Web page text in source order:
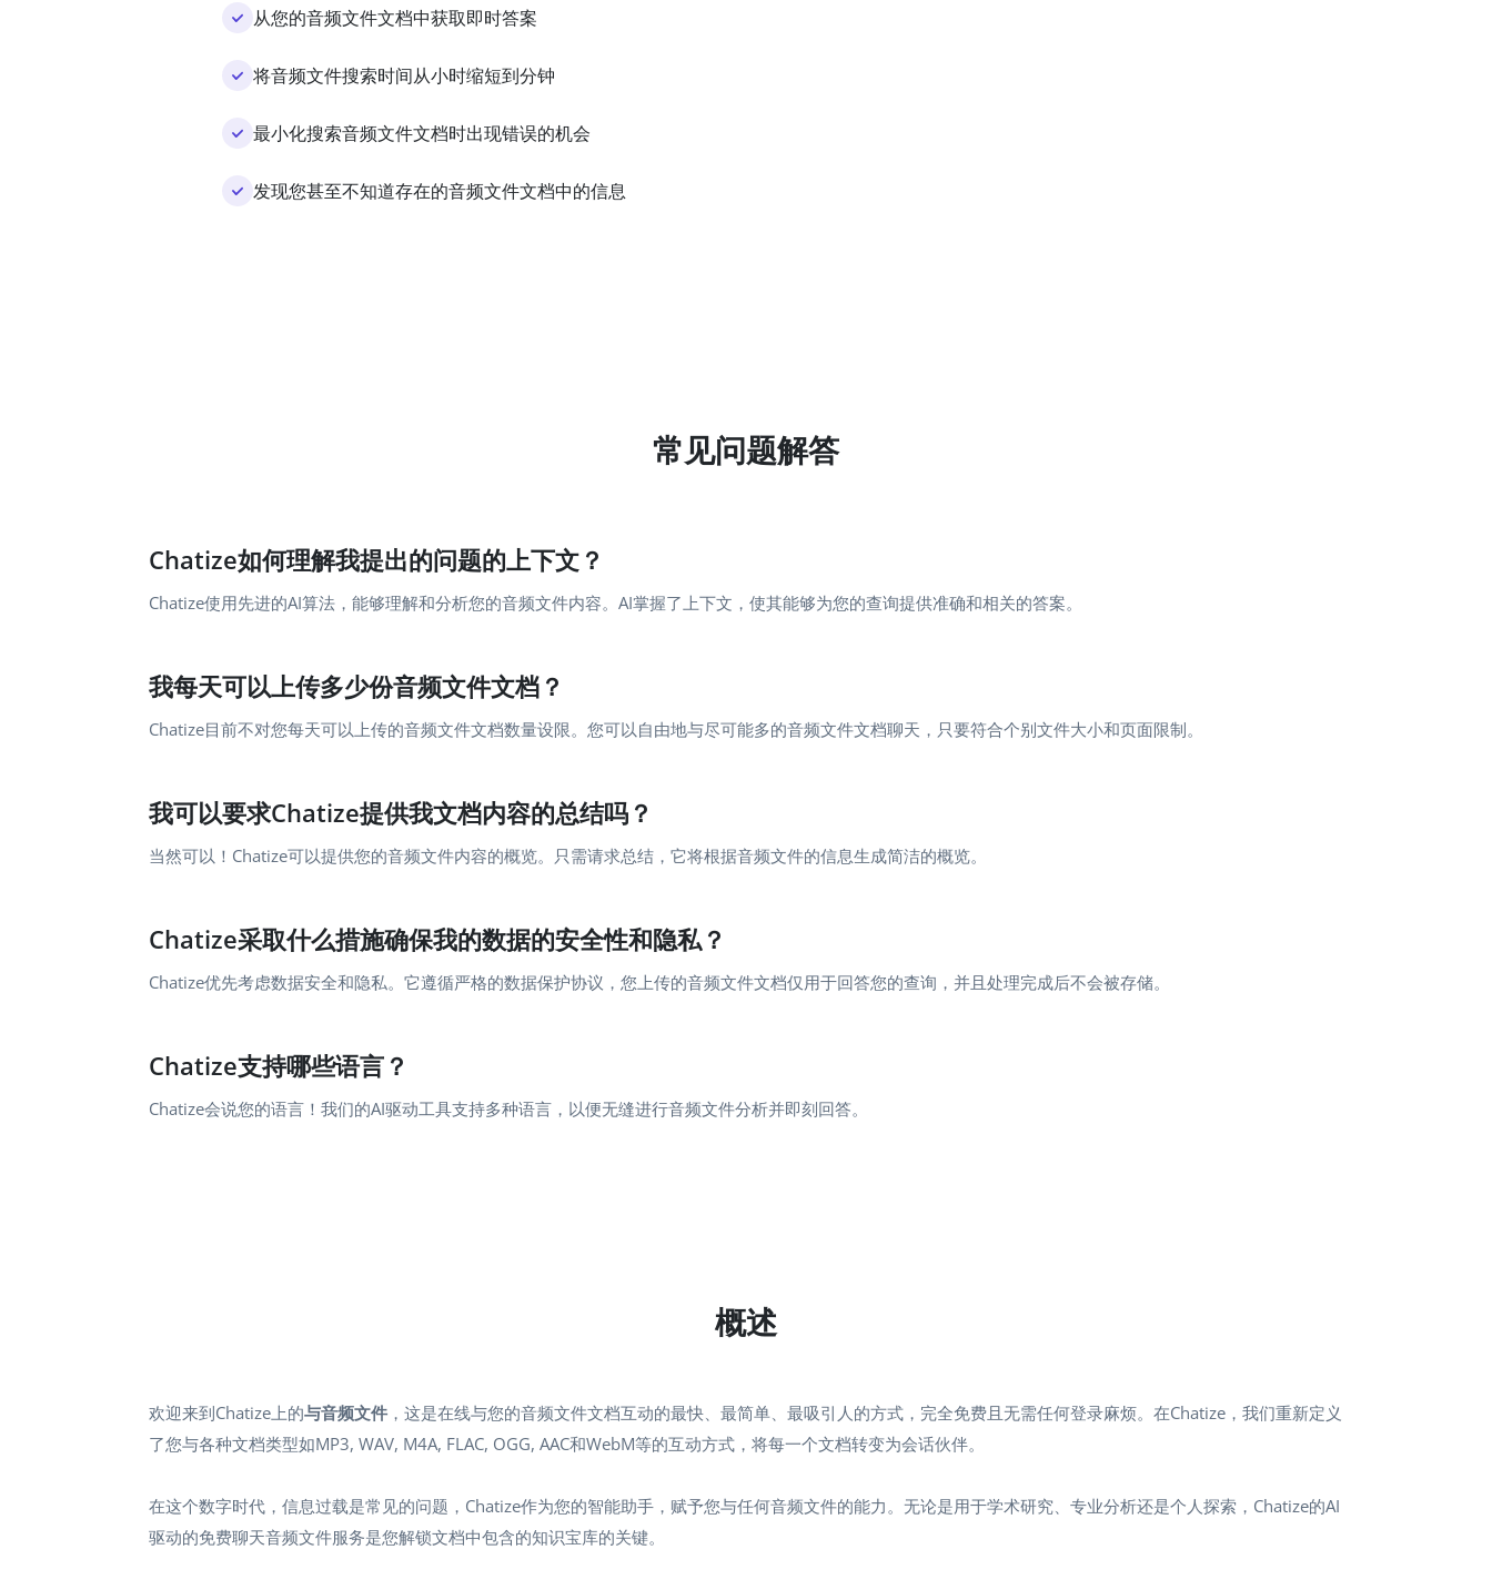
从您的音频文件文档中获取即时答案
将音频文件搜索时间从小时缩短到分钟
最小化搜索音频文件文档时出现错误的机会
发现您甚至不知道存在的音频文件文档中的信息
常见问题解答
Chatize如何理解我提出的问题的上下文？
Chatize使用先进的AI算法，能够理解和分析您的音频文件内容。AI掌握了上下文，使其能够为您的查询提供准确和相关的答案。
我每天可以上传多少份音频文件文档？
Chatize目前不对您每天可以上传的音频文件文档数量设限。您可以自由地与尽可能多的音频文件文档聊天，只要符合个别文件大小和页面限制。
我可以要求Chatize提供我文档内容的总结吗？
当然可以！Chatize可以提供您的音频文件内容的概览。只需请求总结，它将根据音频文件的信息生成简洁的概览。
Chatize采取什么措施确保我的数据的安全性和隐私？
Chatize优先考虑数据安全和隐私。它遵循严格的数据保护协议，您上传的音频文件文档仅用于回答您的查询，并且处理完成后不会被存储。
Chatize支持哪些语言？
Chatize会说您的语言！我们的AI驱动工具支持多种语言，以便无缝进行音频文件分析并即刻回答。
概述
欢迎来到Chatize上的与音频文件 ，这是在线与您的音频文件文档互动的最快、最简单、最吸引人的方式，完全免费且无需任何登录麻烦。在Chatize，我们重新定义
了您与各种文档类型如MP3, WAV, M4A, FLAC, OGG, AAC和WebM等的互动方式，将每一个文档转变为会话伙伴。
在这个数字时代，信息过载是常见的问题，Chatize作为您的智能助手，赋予您与任何音频文件的能力。无论是用于学术研究、专业分析还是个人探索，Chatize的AI
驱动的免费聊天音频文件服务是您解锁文档中包含的知识宝库的关键。